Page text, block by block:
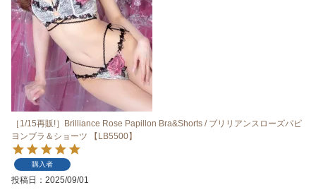
［1/15再販!］Brilliance Rose Papillon Bra&Shorts / ブリリアンスローズパピ
ヨンブラ＆ショーツ 【LB5500】
購入者
投稿日 2025/09/01